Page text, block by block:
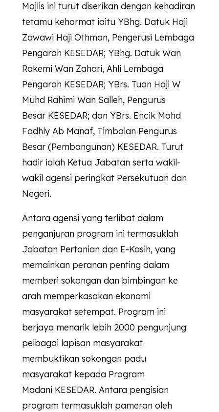
Majlis ini turut diserikan dengan kehadiran
tetamu kehormat iaitu YBhg. Datuk Haji
Zawawi Haji Othman, Pengerusi Lembaga
Pengarah KESEDAR; YBhg. Datuk Wan
Rakemi Wan Zahari, Ahli Lembaga
Pengarah KESEDAR; YBrs. Tuan Haji W
Muhd Rahimi Wan Salleh, Pengurus
Besar KESEDAR; dan YBrs. Encik Mohd
Fadhly Ab Manaf, Timbalan Pengurus
Besar (Pembangunan) KESEDAR. Turut
hadir ialah Ketua Jabatan serta wakil-
wakil agensi peringkat Persekutuan dan
Negeri.
Antara agensi yang terlibat dalam
penganjuran program ini termasuklah
Jabatan Pertanian dan E-Kasih, yang
memainkan peranan penting dalam
memberi sokongan dan bimbingan ke
arah memperkasakan ekonomi
masyarakat setempat. Program ini
berjaya menarik lebih 2000 pengunjung
pelbagai lapisan masyarakat
membuktikan sokongan padu
masyarakat kepada Program
Madani KESEDAR. Antara pengisian
program termasuklah pameran oleh